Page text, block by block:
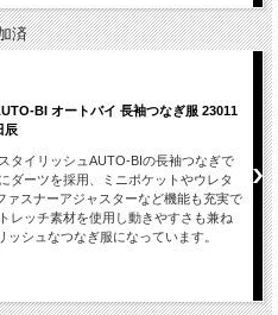
済
BI オートバイ 長袖つなぎ服 23011
辰
タイリッシュAUTO-BIの長袖つなぎで
ダーツを採用、ミニポケットやウレタ
ァスナーアジャスターなど機能も充実で
レッチ素材を使用し動きやすさも兼ね
シュなつなぎ服になっています。